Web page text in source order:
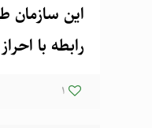
این سازمان
رابطه با
1